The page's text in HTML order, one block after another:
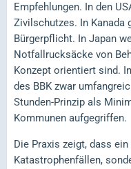
Empfehlungen. In den
Zivilschutzes. In Kanada
Bürgerpflicht. In Japan
Notfallrucksäcke von
Konzept orientiert sind.
des BBK zwar
Stunden-Prinzip als
Kommunen aufgegriffen.
Die Praxis zeigt, dass
Katastrophenfällen,